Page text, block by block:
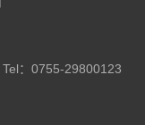
Tel：0755-29800123